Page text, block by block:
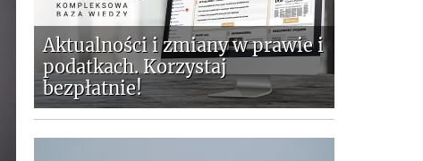
Aktualności i zmiany w prawie i
podatkach. Korzystaj
bezpłatnie!